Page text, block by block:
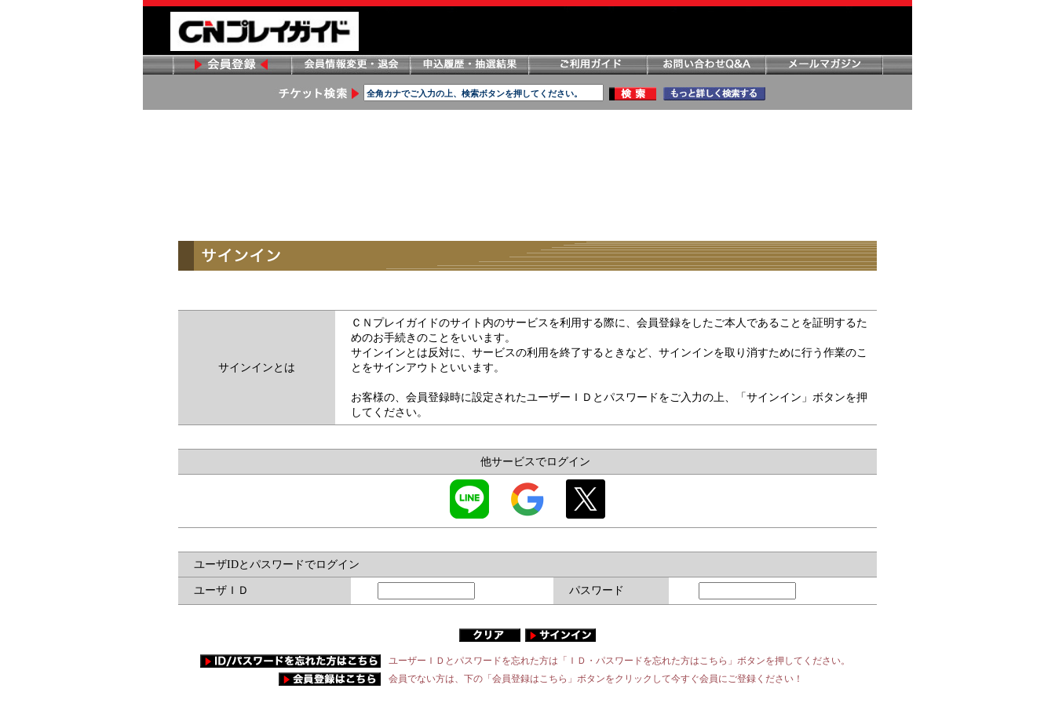
サインインとは
ＣＮプレイガイドのサイト内のサービスを利用する際に、会員登録をしたご本人であることを証明するた
めのお手続きのことをいいます。
サインインとは反対に、サービスの利用を終了するときなど、サインインを取り消すために行う作業のこ
とをサインアウトといいます。
お客様の、会員登録時に設定されたユーザーＩＤとパスワードをご入力の上、「サインイン」ボタンを押
してください。
他サービスでログイン
ユーザIDとパスワードでログイン
ユーザＩＤ パスワード
ユーザーＩＤとパスワードを忘れた方は「ＩＤ・パスワードを忘れた方はこちら」ボタンを押してください。
会員でない方は、下の「会員登録はこちら」ボタンをクリックして今すぐ会員にご登録ください！